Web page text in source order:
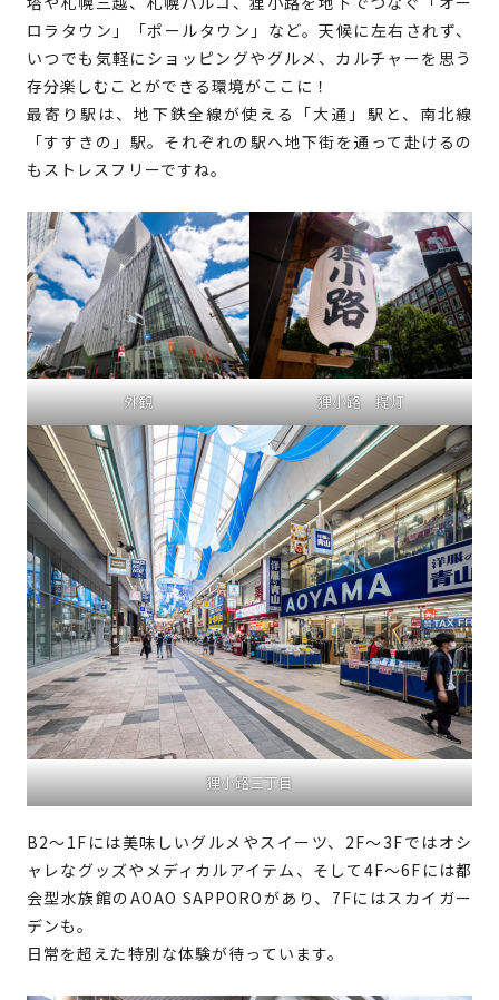
ロラタウン」「ポールタウン」など。天候に左右されず、
いつでも気軽にショッピングやグルメ、カルチャーを思う
存分楽しむことができる環境がここに！
最寄り駅は、地下鉄全線が使える「大通」駅と、南北線
「すすきの」駅。それぞれの駅へ地下街を通って赴けるの
もストレスフリーですね。
外観 狸小路 提灯
狸小路三丁目
B2～1Fには美味しいグルメやスイーツ、2F～3Fではオシ
ャレなグッズやメディカルアイテム、そして4F～6Fには都
会型水族館のAOAO SAPPOROがあり、7Fにはスカイガー
デンも。
日常を超えた特別な体験が待っています。